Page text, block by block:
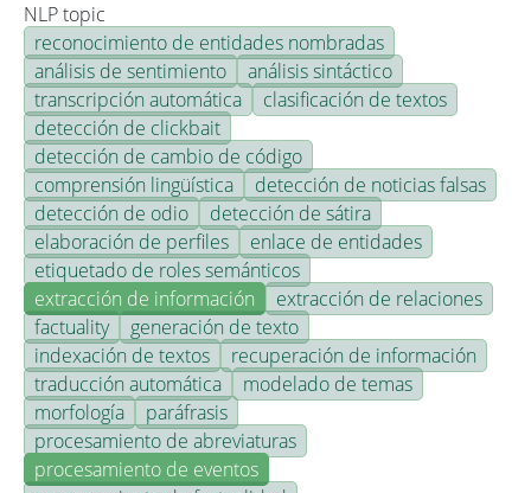
NLP topic
reconocimiento de entidades nombradas
análisis de sentimiento
análisis sintáctico
transcripción automática
clasificación de textos
detección de clickbait
detección de cambio de código
comprensión lingüística
detección de noticias falsas
detección de odio
detección de sátira
elaboración de perfiles
enlace de entidades
etiquetado de roles semánticos
extracción de información
extracción de relaciones
factuality
generación de texto
indexación de textos
recuperación de información
traducción automática
modelado de temas
morfología
paráfrasis
procesamiento de abreviaturas
procesamiento de eventos